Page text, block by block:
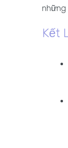
những
Kết